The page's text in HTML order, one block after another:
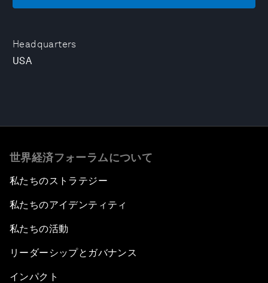
Headquarters
USA
世界経済フォーラムについて
私たちのストラテジー
私たちのアイデンティティ
私たちの活動
リーダーシップとガバナンス
インパクト